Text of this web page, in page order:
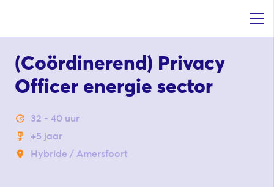
(Coördinerend) Privacy
Officer energie sector
32 - 40 uur
+5 jaar
Hybride / Amersfoort